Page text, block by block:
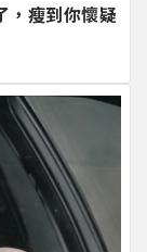
，瘦到你懷疑